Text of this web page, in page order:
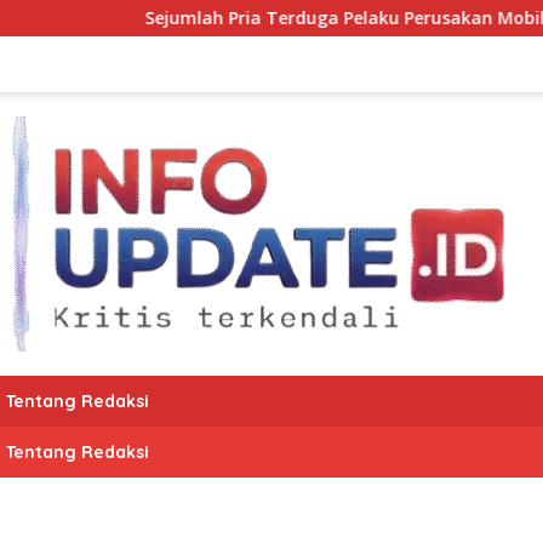
Sejumlah Pria Terduga Pelaku Perusakan Mobil Dimaros
Tentang Redaksi
Tentang Redaksi